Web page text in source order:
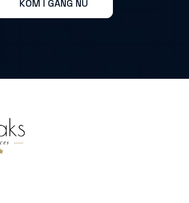
KOM I GANG NU